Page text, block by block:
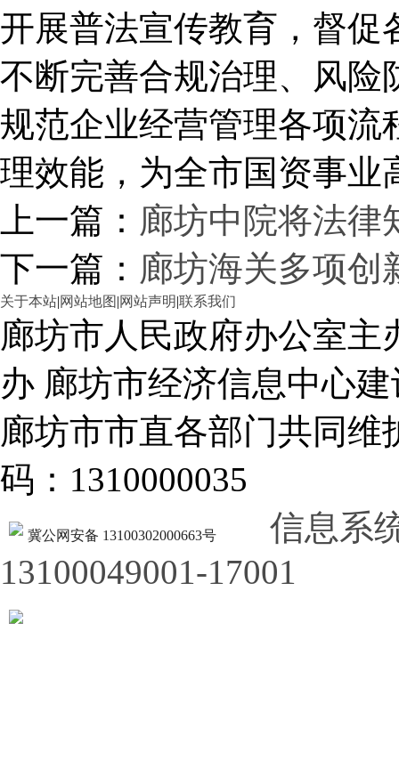
开展普法宣传教育，督促
不断完善合规治理、风险
规范企业经营管理各项流
理效能，为全市国资事业
上一篇： 廊坊中院将法律
下一篇： 廊坊海关多项创
关于本站|网站地图 |网站声明|联系我们
廊坊市人民政府办公室
办 廊坊市经济信息中心建
廊坊市市直各部门共同
码：1310000035
冀公网安备 13100302000663号
信息系
13100049001-17001